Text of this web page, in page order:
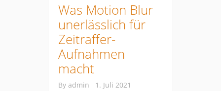
Was Motion Blur
unerlässlich für
Zeitraffer-
Aufnahmen
macht
By admin 1. Juli 2021